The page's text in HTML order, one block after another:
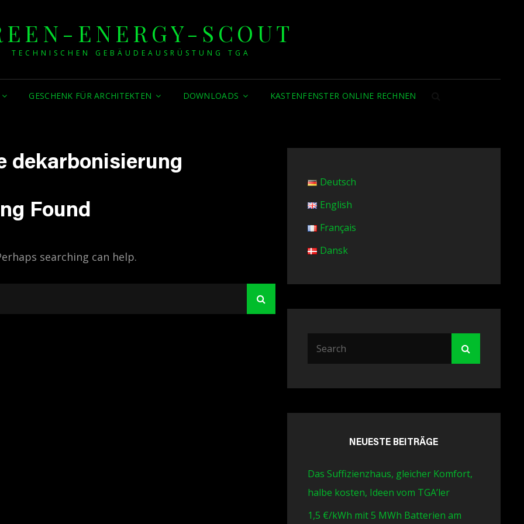
ENERGY-SCOUT
TECHNISCHEN GEBÄUDEAUSRÜSTUNG TGA
GESCHENK FÜR ARCHITEKTEN DOWNLOADS KASTENFENSTER ONLINE RECHNEN
dekarbonisierung
Found
searching can help.
Deutsch
English
Français
Dansk
NEUESTE BEITRÄGE
Das Suffizienzhaus, gleicher Komfort,
halbe kosten, Ideen vom TGA’ler
1,5 €/kWh mit 5 MWh Batterien am